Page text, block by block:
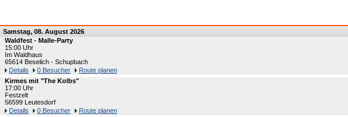
Samstag, 08. August 2026
Waldfest - Malle-Party
15:00 Uhr
Im Waldhaus
65614 Beselich - Schupbach
Details
0 Besucher
Route planen
Kirmes mit "The Kolbs"
17:00 Uhr
Festzelt
56599 Leutesdorf
Details
0 Besucher
Route planen